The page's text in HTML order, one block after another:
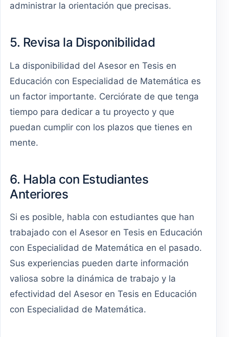
administrar la orientación que precisas.
5. Revisa la Disponibilidad
La disponibilidad del Asesor en Tesis en
Educación con Especialidad de Matemática es
un factor importante. Cerciórate de que tenga
tiempo para dedicar a tu proyecto y que
puedan cumplir con los plazos que tienes en
mente.
6. Habla con Estudiantes
Anteriores
Si es posible, habla con estudiantes que han
trabajado con el Asesor en Tesis en Educación
con Especialidad de Matemática en el pasado.
Sus experiencias pueden darte información
valiosa sobre la dinámica de trabajo y la
efectividad del Asesor en Tesis en Educación
con Especialidad de Matemática.